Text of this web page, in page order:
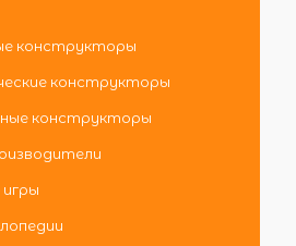
конструкторы
конструкторы
конструкторы